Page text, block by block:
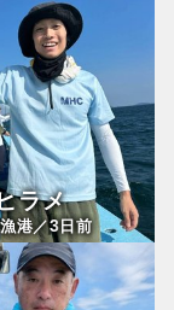
ラメ
港／3日前